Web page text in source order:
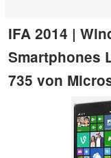
IFA 2014 |
Smartphones
735 von